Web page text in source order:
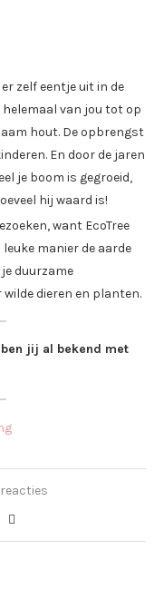
zelf eentje uit in de
helemaal van jou tot op
hout. De opbrengst
En door de jaren
je boom is gegroeid,
hij waard is!
want EcoTree
manier de aarde
duurzame
dieren en planten.
jij al bekend met
reacties